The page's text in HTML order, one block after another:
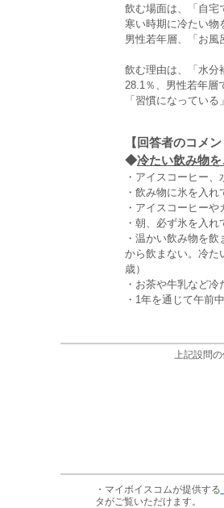
飲む場面は、「自宅
寒い時期に冷たい物
男性若年層、「お風
飲む理由は、「水分
28.1％、男性若年層
「習慣になっている
【回答者のコメン
◆冷たい飲み物
・アイスコーヒー
・飲み物に氷を入
・アイスコーヒー
・朝、必ず氷を入
・温かい飲み物を
から飲まない。冷た
歳）
・お茶や牛乳など
・1年を通じて午前
上記設問
・マイボイスコムが提供する
タがご覧いただけます。